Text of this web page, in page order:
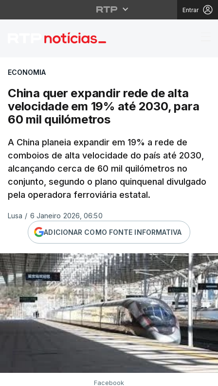
Entrar
China quer expandir
ECONOMIA
China quer expandir rede de alta
velocidade em 19% até 2030, para
60 mil quilómetros
A China planeia expandir em 19% a rede de
comboios de alta velocidade do país até 2030,
alcançando cerca de 60 mil quilómetros no
conjunto, segundo o plano quinquenal divulgado
pela operadora ferroviária estatal.
Lusa / 6 Janeiro 2026, 06:50
ADICIONAR COMO FONTE INFORMATIVA
Facebook